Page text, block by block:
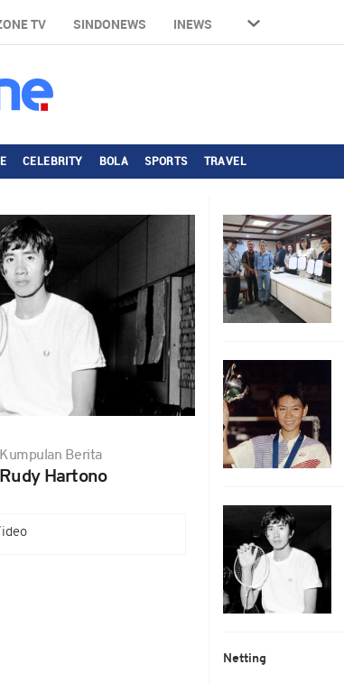
TV SINDONEWS INEWS
CELEBRITY BOLA SPORTS TRAVEL
Kumpulan Berita
Rudy Hartono
Netting